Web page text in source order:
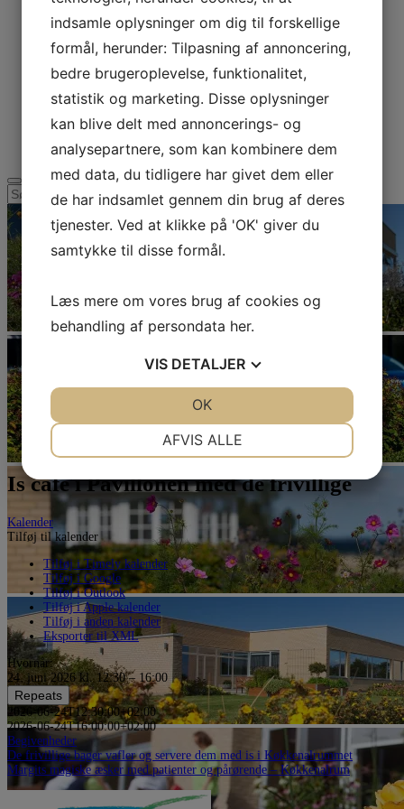
Donationer
Donationsregnskab 2025
Donationsregnskab 2024
Donationsregnskab 2023
Donationsregnskab 2022
Frivillig på hospice
Hospice i børnehøjde
Kontakt
Søg
efter:
Is cafe i Pavillonen med de frivillige
Kalender
Tilføj til kalender
Tilføj i Timely kalender
Tilføj i Google
Tilføj i Outlook
Tilføj i Apple kalender
Tilføj i anden kalender
Eksporter til XML
Hvornår:
24. juni 2026 kl. 12:30 – 16:00
Repeats
2026-06-24T12:30:00+02:00
2026-06-24T16:00:00+02:00
Begivenheder
Indlægsnavigation
De frivillige bager vafler og servere dem med is i Køkkenalrummet
Margits magiske æsker med patienter og pårørende – Køkkenalrum
indsamle oplysninger om dig til forskellige
formål, herunder: Tilpasning af annoncering,
bedre brugeroplevelse, funktionalitet,
statistik og marketing. Disse oplysninger
kan blive delt med annoncerings- og
analysepartnere, som kan kombinere dem
med data, du tidligere har givet dem eller
de har indsamlet gennem din brug af deres
tjenester. Ved at klikke på 'OK' giver du
samtykke til disse formål.
Læs mere om vores brug af cookies og
behandling af persondata her.
VIS DETALJER
MARKETING STATISTIK
AFVIS ALLE
OK